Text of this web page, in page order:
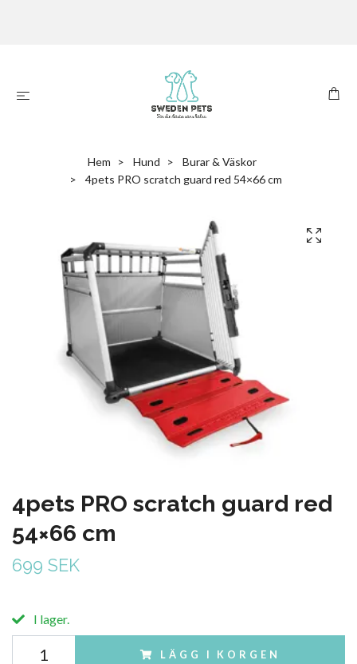
Hem Hund
Burar & Väskor
4pets PRO scratch guard red 54×66 cm
4pets PRO scratch guard red
54×66 cm
699 SEK
I lager.
LÄGG I KORGEN